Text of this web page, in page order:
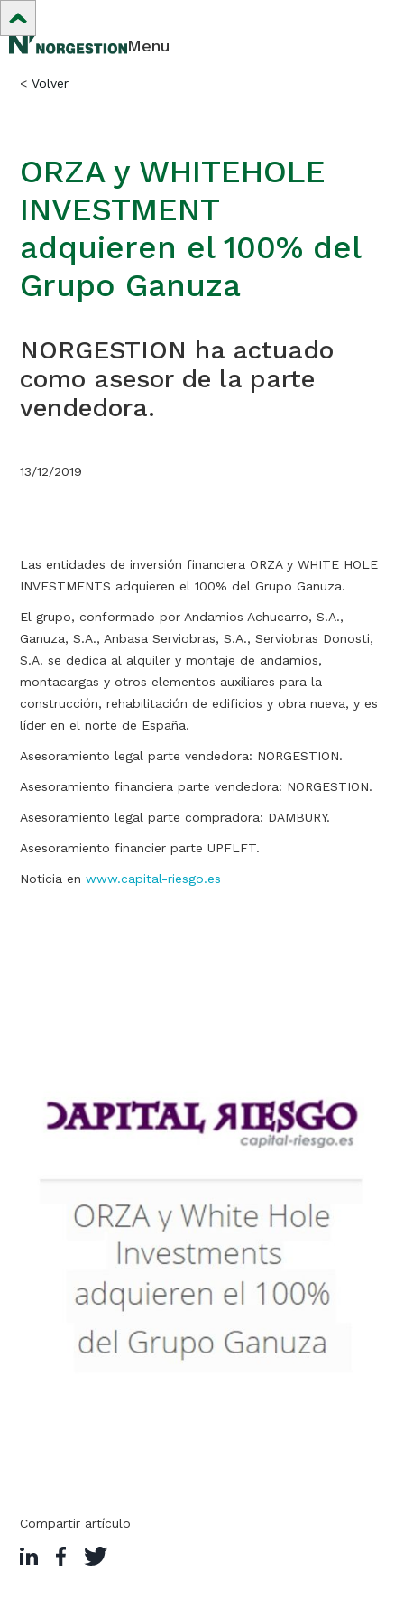
Menu
< Volver
ORZA y WHITEHOLE
INVESTMENT
adquieren el 100% del
Grupo Ganuza
NORGESTION ha actuado
como asesor de la parte
vendedora.
13/12/2019
Las entidades de inversión financiera ORZA y WHITE HOLE
INVESTMENTS adquieren el 100% del Grupo Ganuza.
El grupo, conformado por Andamios Achucarro, S.A.,
Ganuza, S.A., Anbasa Serviobras, S.A., Serviobras Donosti,
S.A. se dedica al alquiler y montaje de andamios,
montacargas y otros elementos auxiliares para la
construcción, rehabilitación de edificios y obra nueva, y es
líder en el norte de España.
Asesoramiento legal parte vendedora: NORGESTION.
Asesoramiento financiera parte vendedora: NORGESTION.
Asesoramiento legal parte compradora: DAMBURY.
Asesoramiento financier parte UPFLFT.
Noticia enwww.capital-riesgo.es
Compartir artículo